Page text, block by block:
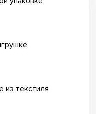
из текстиля